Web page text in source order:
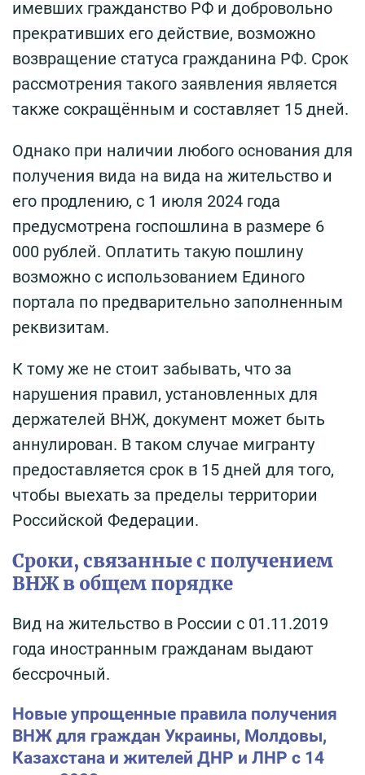
имевших гражданство РФ и добровольно
прекративших его действие, возможно
возвращение статуса гражданина РФ. Срок
рассмотрения такого заявления является
также сокращённым и составляет 15 дней.
Однако при наличии любого основания для
получения вида на вида на жительство и
его продлению, с 1 июля 2024 года
предусмотрена госпошлина в размере 6
000 рублей. Оплатить такую пошлину
возможно с использованием Единого
портала по предварительно заполненным
реквизитам.
К тому же не стоит забывать, что за
нарушения правил, установленных для
держателей ВНЖ, документ может быть
аннулирован. В таком случае мигранту
предоставляется срок в 15 дней для того,
чтобы выехать за пределы территории
Российской Федерации.
Сроки, связанные с получением
ВНЖ в общем порядке
Вид на жительство в России с 01.11.2019
года иностранным гражданам выдают
бессрочный.
Новые упрощенные правила получения
ВНЖ для граждан Украины, Молдовы,
Казахстана и жителей ДНР и ЛНР с 14